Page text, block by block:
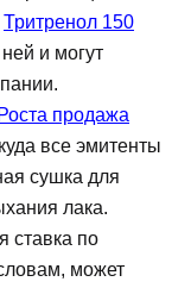
Тритренол 150
и могут
продажа
все эмитенты
сушка для
лака.
ставка по
может